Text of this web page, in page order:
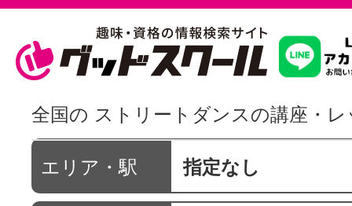
習いたいこ
スクールを
全国の ストリートダンスの講座・
エリア・駅 指定なし